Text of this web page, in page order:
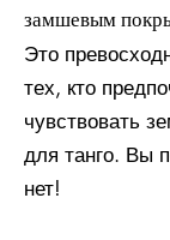
замшевым
Это
тех, кто
чувствовать
для танго. Вы
нет!